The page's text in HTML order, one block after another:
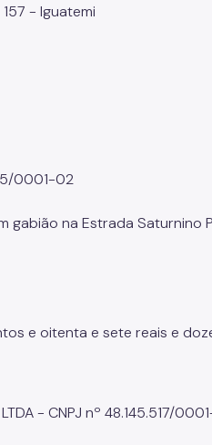
- Iguatemi
0001-02
na Estrada Saturnino
e oitenta e sete reais e
- CNPJ nº 48.145.517/